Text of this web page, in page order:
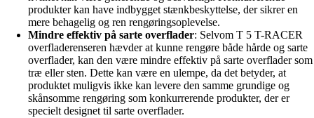
produkter kan have indbygget stænkbeskyttelse, der sikrer en
mere behagelig og ren rengøringsoplevelse.
Mindre effektiv på sarte overflader: Selvom T 5 T-RACER
overfladerenseren hævder at kunne rengøre både hårde og sarte
overflader, kan den være mindre effektiv på sarte overflader som
træ eller sten. Dette kan være en ulempe, da det betyder, at
produktet muligvis ikke kan levere den samme grundige og
skånsomme rengøring som konkurrerende produkter, der er
specielt designet til sarte overflader.